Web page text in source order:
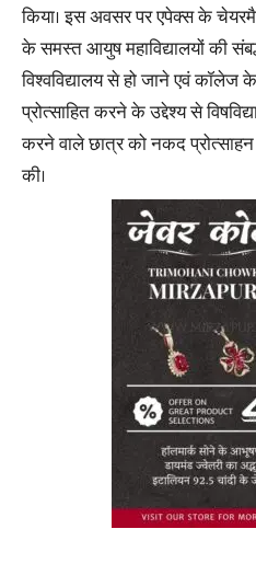
किया। इस अवसर पर एपेक्स के
के समस्त आयुष महाविद्यालयों की
विश्वविद्यालय से हो जाने एवं कॉलेज
प्रोत्साहित करने के उद्देश्य से
करने वाले छात्र को नकद
की।